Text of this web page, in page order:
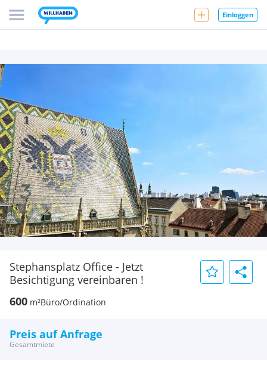
Einloggen
Stephansplatz Office - Jetzt
Besichtigung vereinbaren !
600 m²Büro/Ordination
Preis auf Anfrage
Gesamtmiete